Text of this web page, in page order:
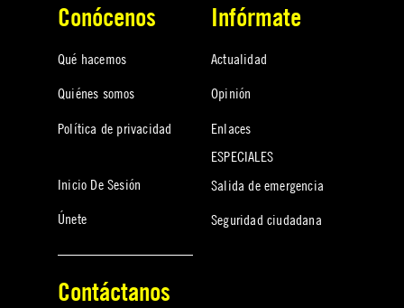
Conócenos
Qué hacemos
Quiénes somos
Política de privacidad
Inicio De Sesión
Únete
Infórmate
Actualidad
Opinión
Enlaces
ESPECIALES
Salida de emergencia
Seguridad ciudadana
Contáctanos